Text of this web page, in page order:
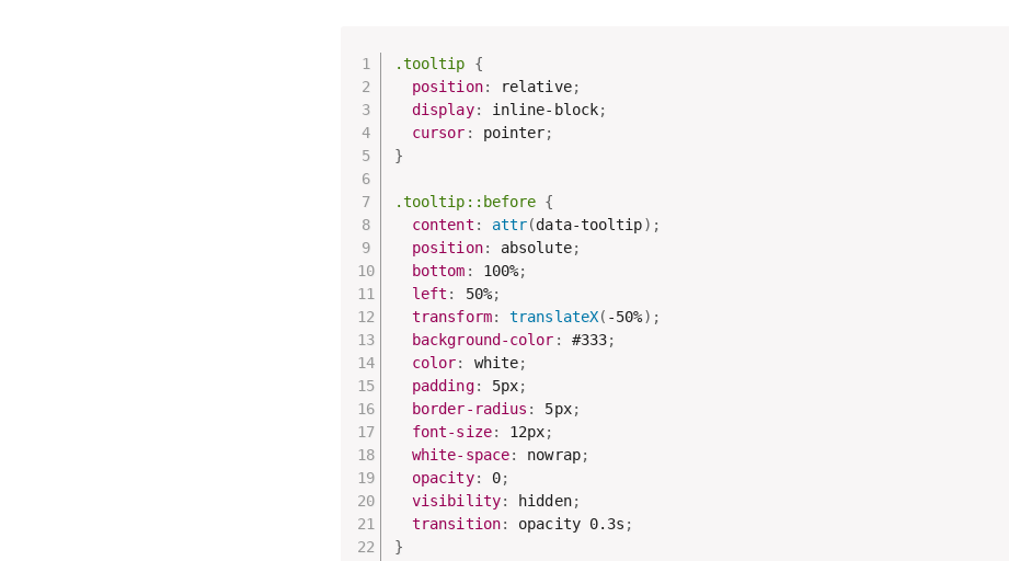
.tooltip
{
position: relative;
display: inline-block;
cursor : pointer;
}
.tooltip::before {
content : attr(data-tooltip) ;
position: absolute;
bottom : 100%;
left : 50%;
transform: translateX( -50%) ;
background-color : #333;
color: white;
padding: 5px;
border-radius : 5px;
font-size: 12px;
white-space: nowrap;
opacity: 0;
visibility: hidden;
transition: opacity 0.3s ;
}